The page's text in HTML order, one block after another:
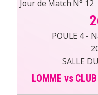
Jour de Match N° 12
POULE 4 -
SALLE
LOMME vs